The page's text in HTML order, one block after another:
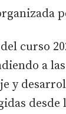
curso
a
y
desde